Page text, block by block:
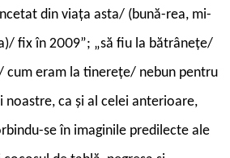
din viața asta/ (bună-rea, mi-
fix în 2009”; „să fiu la bătrânețe/
cum eram la tinerețe/ nebun pentru
noastre, ca și al celei anterioare,
se în imaginile predilecte ale